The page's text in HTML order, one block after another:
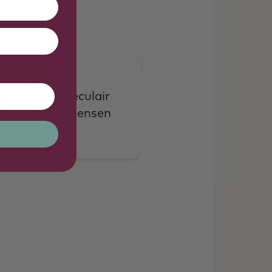
orthomoleculair
Hij helpt mensen